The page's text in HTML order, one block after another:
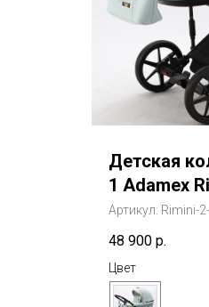
Детская
1 Adamex
(Адамекс
Артикул: Rimini-
48 900 р.
Цвет